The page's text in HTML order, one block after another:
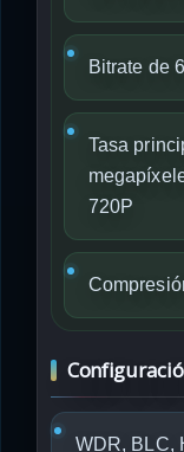
Bitrate de
Tasa
720P
WDR, BLC,